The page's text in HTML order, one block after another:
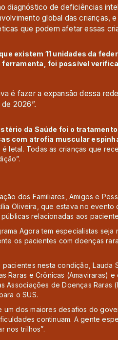
diagnóstico de deficiências
global das crianças,
que podem afetar essas
existem 11 unidades da
ferramenta, foi possível
é fazer a expansão dessa
2026”.
da Saúde foi o
com atrofia muscular
letal. Todas as crianças que
dos Familiares, Amigos e
Oliveira, que estava no
públicas relacionadas aos
Agora tem especialistas seja
os pacientes com doenças
nesta condição, Lauda
Raras e Crônicas (Amaviraras)
Associações de Doenças Raras
o SUS.
um dos maiores desafios do
continuam. A gente
nos trilhos”.